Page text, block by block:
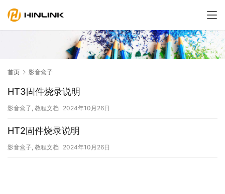
首页 影音盒子
HT3固件烧录说明
影音盒子 教程文档 2024年10月26日
HT2固件烧录说明
影音盒子 教程文档 2024年10月26日